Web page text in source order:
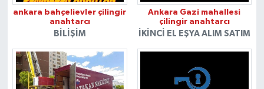
ankara bahçelievler çilingir
anahtarcı
BILIŞIM
Ankara Gazi mahallesi
çilingir anahtarcı
İKINCI EL EŞYA ALIM SATIM